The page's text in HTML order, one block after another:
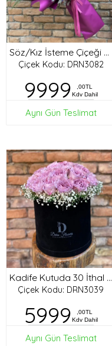
Söz/Kız İsteme Çiçeği Buketi
Çiçek Kodu: DRN3082
9999
,00TL
Kdv Dahil
Aynı Gün Teslimat
Kadife Kutuda 30 İthal Gül
Çiçek Kodu: DRN3039
5999
,00TL
Kdv Dahil
Aynı Gün Teslimat